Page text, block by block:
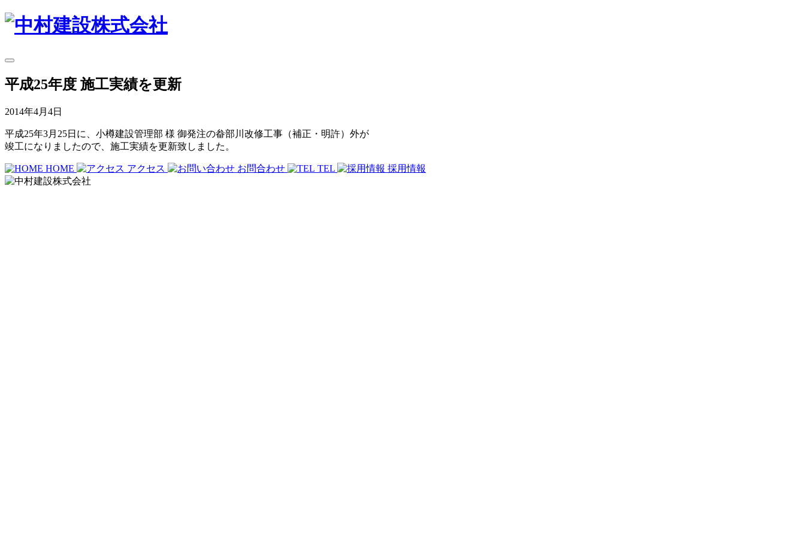
平成25年度 施工実績を更新
2014年4月4日
平成25年3月25日に、小樽建設管理部 様 御発注の畚部川改修工事（補正・明許）外が
竣工になりましたので、施工実績を更新致しました。
HOME アクセス お問合わせ TEL 採用情報